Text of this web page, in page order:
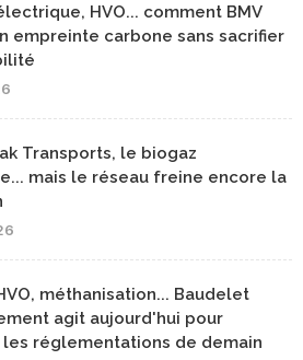
HVO... comment BMV
empreinte carbone sans sacrifier
Transports, le biogaz
mais le réseau freine encore la
méthanisation... Baudelet
agit aujourd'hui pour
réglementations de demain